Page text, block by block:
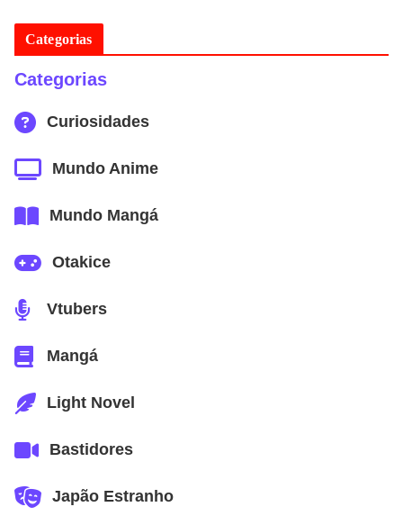
Categorias
Categorias
Curiosidades
Mundo Anime
Mundo Mangá
Otakice
Vtubers
Mangá
Light Novel
Bastidores
Japão Estranho